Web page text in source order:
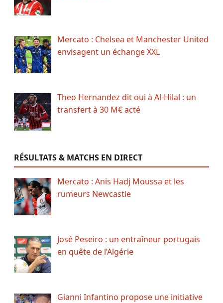
Mercato : Chelsea et Manchester United
envisagent un échange XXL
Theo Hernandez dit oui à Al-Hilal : un
transfert à 30 M€ acté
RÉSULTATS & MATCHS EN DIRECT
Mercato : Anis Hadj Moussa et les
rumeurs Newcastle
José Peseiro : un entraîneur portugais
en quête de l’Algérie
Gianni Infantino propose une initiative